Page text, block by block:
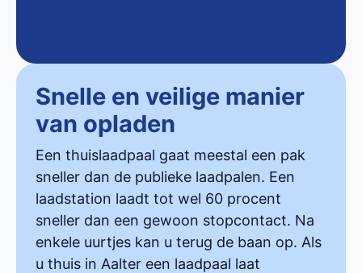
Snelle en veilige manier
van opladen
Een thuislaadpaal gaat meestal een pak
sneller dan de publieke laadpalen. Een
laadstation laadt tot wel 60 procent
sneller dan een gewoon stopcontact. Na
enkele uurtjes kan u terug de baan op. Als
u thuis in Aalter een laadpaal laat